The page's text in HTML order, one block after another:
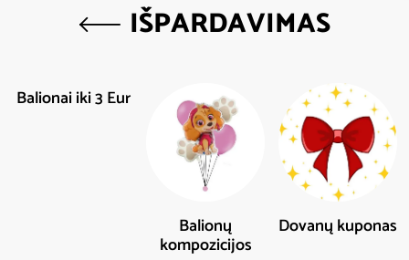
IŠPARDAVIMAS
Balionai iki 3 Eur
Balionų
kompozicijos
Dovanų kuponas